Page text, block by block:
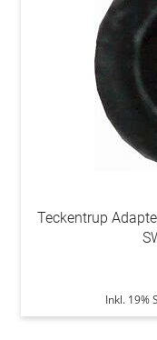
Teckentrup
Inkl. 19%